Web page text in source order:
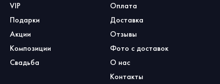
VIP
Подарки
Акции
Композиции
Свадьба
Оплата
Доставка
Отзывы
Фото с доставок
О нас
Контакты